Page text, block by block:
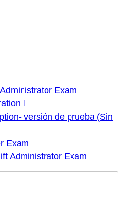
Exam
I
versión de prueba (Sin
Exam
Administrator Exam